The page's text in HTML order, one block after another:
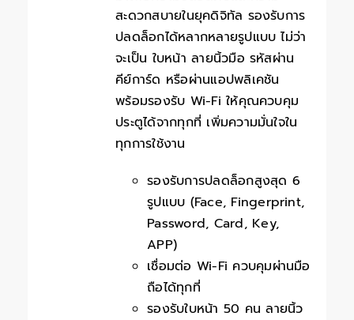
สะดวกสบายในยุคดิจิทัล รองรับการ
ปลดล็อกได้หลากหลายรูปแบบ ไม่ว่า
จะเป็น ใบหน้า ลายนิ้วมือ รหัสผ่าน
คีย์การ์ด หรือผ่านแอปพลิเคชัน
พร้อมรองรับ Wi-Fi ให้คุณควบคุม
ประตูได้จากทุกที่ เพิ่มความมั่นใจใน
ทุกการใช้งาน
รองรับการปลดล็อกสูงสุด 6
รูปแบบ (Face, Fingerprint,
Password, Card, Key,
APP)
เชื่อมต่อ Wi-Fi ควบคุมผ่านมือ
ถือได้ทุกที่
รองรับใบหน้า 50 คน ลายนิ้ว